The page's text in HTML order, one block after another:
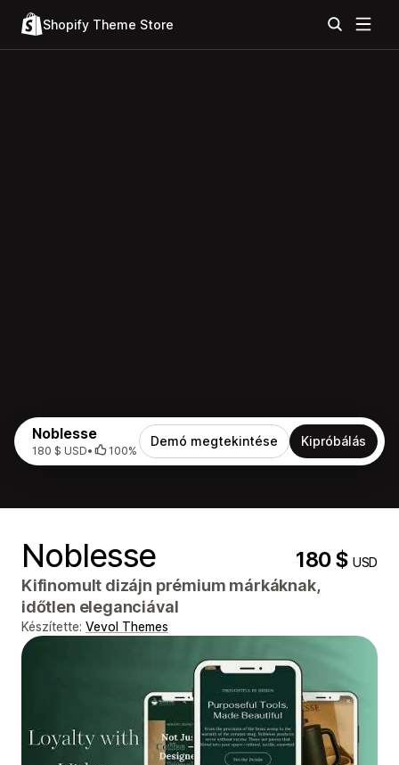
Shopify Theme Store
Noblesse
180 $ USD• 100%
Demó megtekintése Kipróbálás
Noblesse 180 $USD
Kifinomult dizájn prémium márkáknak,
időtlen eleganciával
Készítette: Vevol Themes